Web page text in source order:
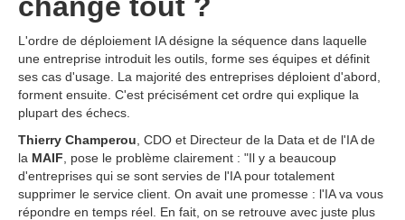
L'ordre de déploiement IA désigne la séquence dans laquelle
une entreprise introduit les outils, forme ses équipes et définit
ses cas d'usage. La majorité des entreprises déploient d'abord,
forment ensuite. C'est précisément cet ordre qui explique la
plupart des échecs.
Thierry Champerou , CDO et Directeur de la Data et de l'IA de
la MAIF , pose le problème clairement : "Il y a beaucoup
d'entreprises qui se sont servies de l'IA pour totalement
supprimer le service client. On avait une promesse : l'IA va vous
répondre en temps réel. En fait, on se retrouve avec juste plus